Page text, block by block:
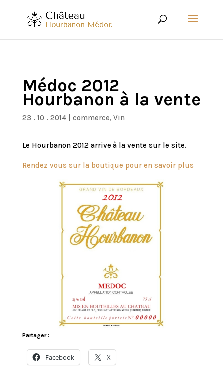
Médoc 2012
Hourbanon à la vente
23 . 10 . 2014| commerce, Vin
Le Hourbanon 2012 arrive à la vente sur le site.
Rendez vous sur la boutique pour en savoir plus
Partager :
Facebook X